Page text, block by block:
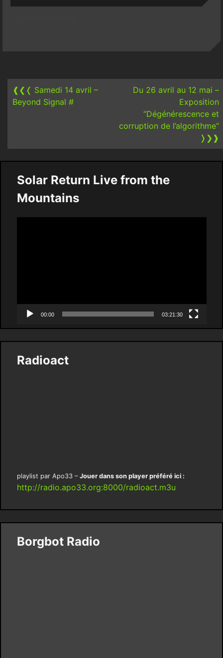
navigation
❰❮❬ Samedi 14 avril –
Beyond Signal #
Du 26 avril au 12 mai –
Exposition
“Dégénérescence et
corruption de l’algorithme“
❭❯❱
Solar Return Live from the
Mountains
00:00 03:21:30
Radioact
playlist par Apo33 – Jouer dans son player préféré ici :
http://radio.apo33.org:8000/radioact.m3u
Borgbot Radio